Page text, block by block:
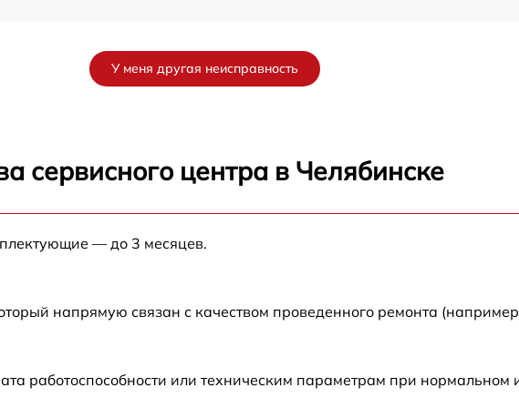
от 60 мин
У меня другая неисправность
сервисного центра в Челябинске
— до 3 месяцев.
напрямую связан с качеством проведенного ремонта
работоспособности или техническим параметрам при нормальном